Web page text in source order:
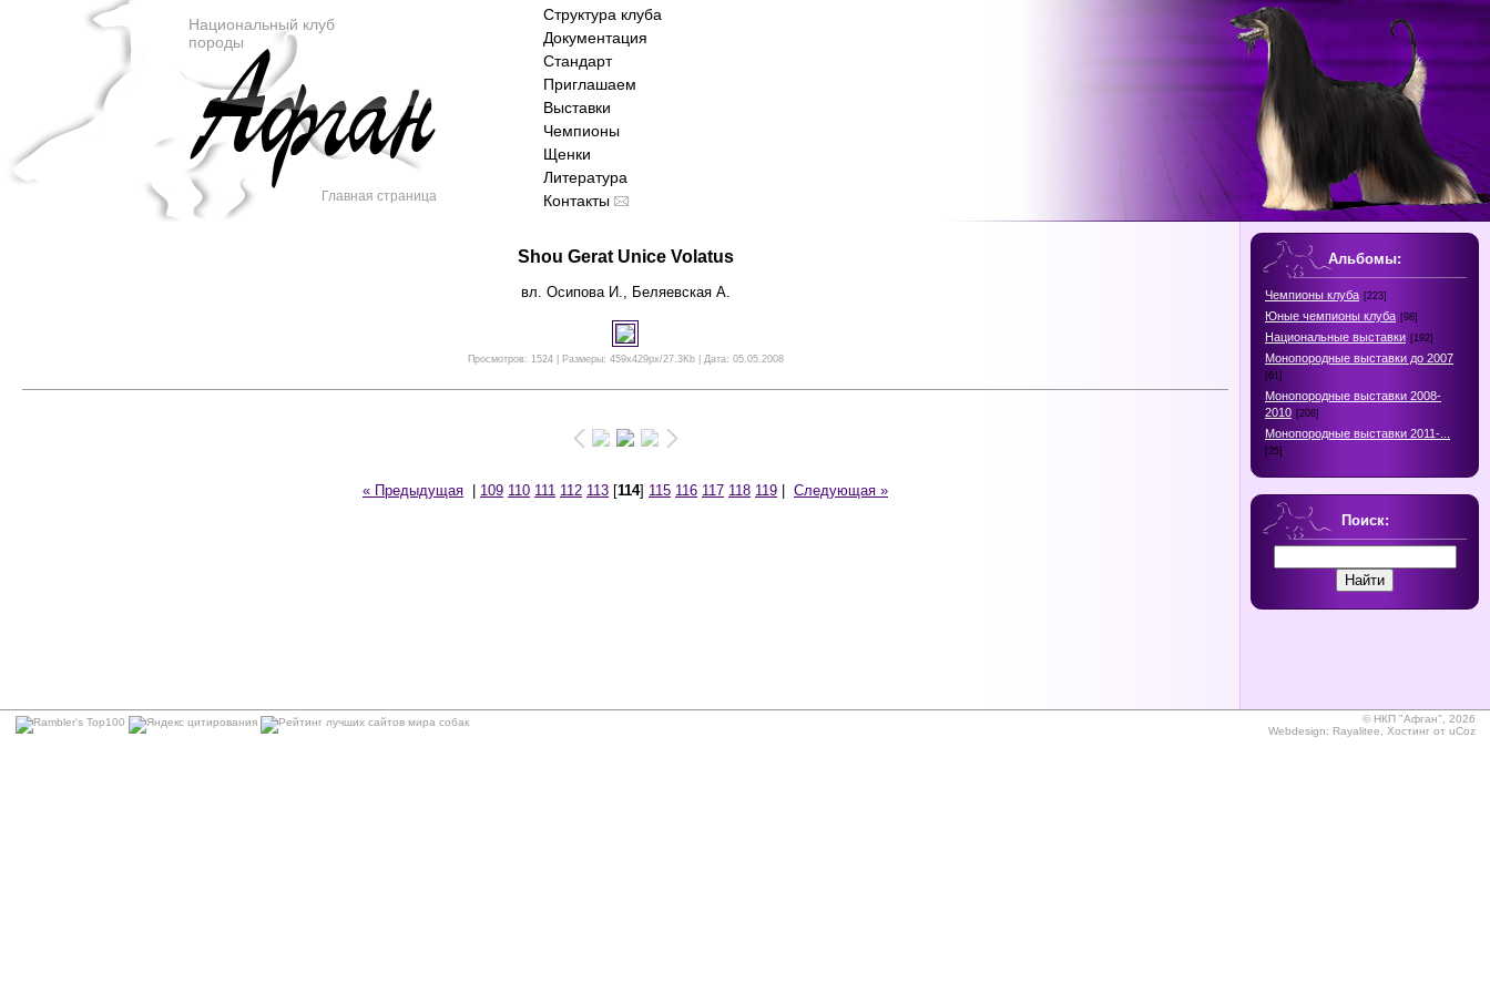
Национальный клуб
породы
Главная страница
Структура клуба
Документация
Стандарт
Приглашаем
Выставки
Чемпионы
Щенки
Литература
Контакты
Shou Gerat Unice Volatus
вл. Осипова И., Беляевская А.
Просмотров: 1524 | Размеры: 459x429px/27.3Kb | Дата: 05.05.2008
« Предыдущая 109 110 111 112 113 [114] 115 116 117 118 119 Следующая »
Альбомы:
Чемпионы клуба [223]
Юные чемпионы клуба [98]
Национальные выставки [192]
Монопородные выставки до 2007
[61]
Монопородные выставки 2008-
2010 [208]
Монопородные выставки 2011-...
[25]
Поиск:
©НКП "Афган", 2026
Webdesign: Rayalitee Хостинг от uCoz